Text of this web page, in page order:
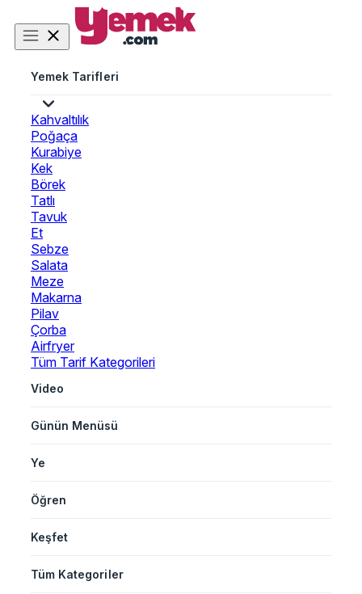
Yemek Tarifleri
Kahvaltılık
Poğaça
Kurabiye
Kek
Börek
Tatlı
Tavuk
Et
Sebze
Salata
Meze
Makarna
Pilav
Çorba
Airfryer
Tüm Tarif Kategorileri
Video
Günün Menüsü
Ye
Öğren
Keşfet
Tüm Kategoriler